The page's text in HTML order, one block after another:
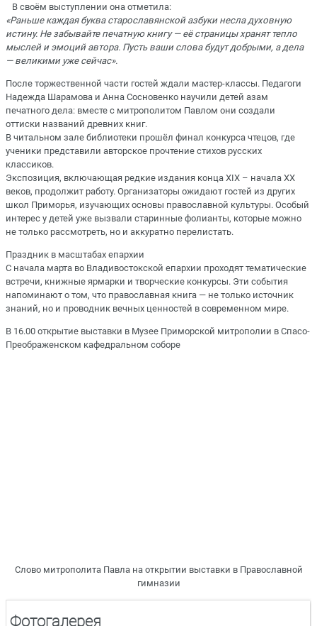
В своём выступлении она отметила:
«Раньше каждая буква старославянской азбуки несла духовную
истину. Не забывайте печатную книгу — её страницы хранят тепло
мыслей и эмоций автора. Пусть ваши слова будут добрыми, а дела
— великими уже сейчас».
После торжественной части гостей ждали мастер-классы. Педагоги
Надежда Шарамова и Анна Сосновенко научили детей азам
печатного дела: вместе с митрополитом Павлом они создали
оттиски названий древних книг.
В читальном зале библиотеки прошёл финал конкурса чтецов, где
ученики представили авторское прочтение стихов русских
классиков.
Экспозиция, включающая редкие издания конца XIX – начала XX
веков, продолжит работу. Организаторы ожидают гостей из других
школ Приморья, изучающих основы православной культуры. Особый
интерес у детей уже вызвали старинные фолианты, которые можно
не только рассмотреть, но и аккуратно перелистать.
Праздник в масштабах епархии
С начала марта во Владивостокской епархии проходят тематические
встречи, книжные ярмарки и творческие конкурсы. Эти события
напоминают о том, что православная книга — не только источник
знаний, но и проводник вечных ценностей в современном мире.
В 16.00 открытие выставки в Музее Приморской митрополии в Спасо-
Преображенском кафедральном соборе
Слово митрополита Павла на открытии выставки в Православной
гимназии
Фотогалерея